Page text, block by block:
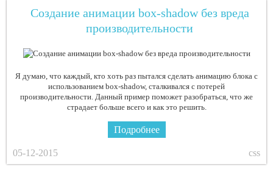
Создание анимации box-shadow без вреда
производительности
Я думаю, что каждый, кто хоть раз пытался сделать анимацию блока с
использованием box-shadow, сталкивался с потерей
производительности. Данный пример поможет разобраться, что же
страдает больше всего и как это решить.
Подробнее
05-12-2015 css